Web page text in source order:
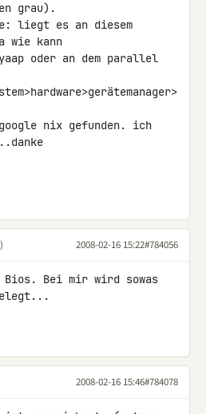
grau).
liegt es an diesem
wie kann
oder an dem parallel
nix gefunden. ich
2008-02-16 15:22#784056
Bios. Bei mir wird sowas
2008-02-16 15:46#784078